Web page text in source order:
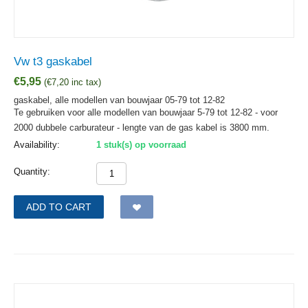
Vw t3 gaskabel
€5,95 (€7,20 inc tax)
gaskabel, alle modellen van bouwjaar 05-79 tot 12-82
Te gebruiken voor alle modellen van bouwjaar 5-79 tot 12-82 - voor
2000 dubbele carburateur - lengte van de gas kabel is 3800 mm.
Availability:
1 stuk(s) op voorraad
Quantity:
ADD TO CART